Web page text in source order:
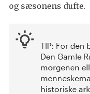
og sæsonens dufte.
TIP: For den
Den Gamle
morgenen
historiske